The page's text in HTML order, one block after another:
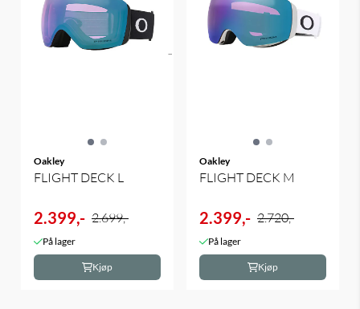
Oakley
FLIGHT DECK L
2.399,- 2.699,-
På lager
Kjøp
Oakley
FLIGHT DECK M
2.399,- 2.720,-
På lager
Kjøp